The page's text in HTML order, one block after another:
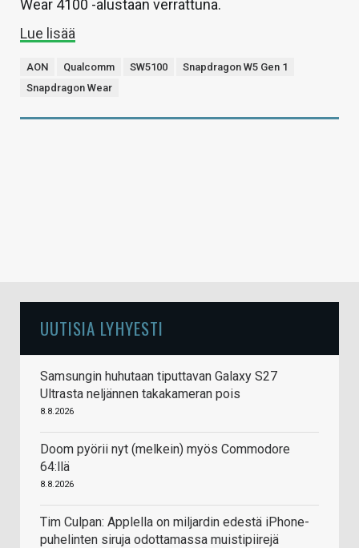
Wear 4100 -alustaan verrattuna.
Lue lisää
AON Qualcomm SW5100
Snapdragon W5 Gen 1
Snapdragon Wear
UUTISIA LYHYESTI
Samsungin huhutaan tiputtavan Galaxy S27
Ultrasta neljännen takakameran pois
8.8.2026
Doom pyörii nyt (melkein) myös Commodore
64:llä
8.8.2026
Tim Culpan: Applella on miljardin edestä iPhone-
puhelinten siruja odottamassa muistipiirejä